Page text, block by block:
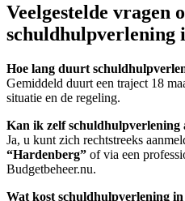
Veelgestelde vragen
schuldhulpverlening
Hoe lang duurt
Gemiddeld duurt een traject 18
situatie en de regeling.
Kan ik zelf schuldhulpverlening
Ja, u kunt zich rechtstreeks
“Hardenberg” of via een
Budgetbeheer.nu.
Wat kost schuldhulpverlening